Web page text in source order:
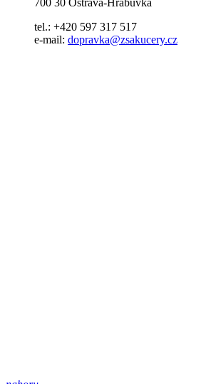
700 30 Ostrava-Hrabůvka
tel.: +420 597 317 517
e-mail: dopravka@zsakucery.cz